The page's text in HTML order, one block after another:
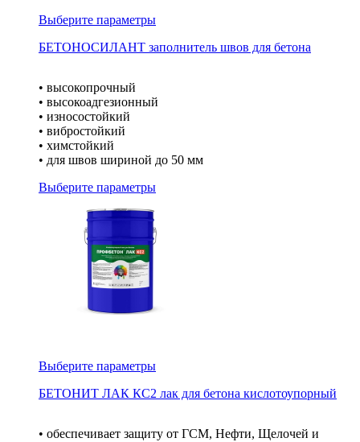
Выберите параметры
БЕТОНОСИЛАНТ заполнитель швов для бетона
• высокопрочный
• высокоадгезионный
• износостойкий
• вибростойкий
• химстойкий
• для швов шириной до 50 мм
Выберите параметры
Выберите параметры
БЕТОНИТ ЛАК КС2 лак для бетона кислотоупорный
• обеспечивает защиту от ГСМ, Нефти, Щелочей и